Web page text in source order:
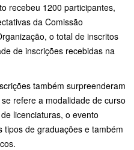
recebeu 1200 participantes,
da Comissão
o total de inscritos
de inscrições recebidas na
também surpreenderam
refere a modalidade de curso
licenciaturas, o evento
tipos de graduações e também